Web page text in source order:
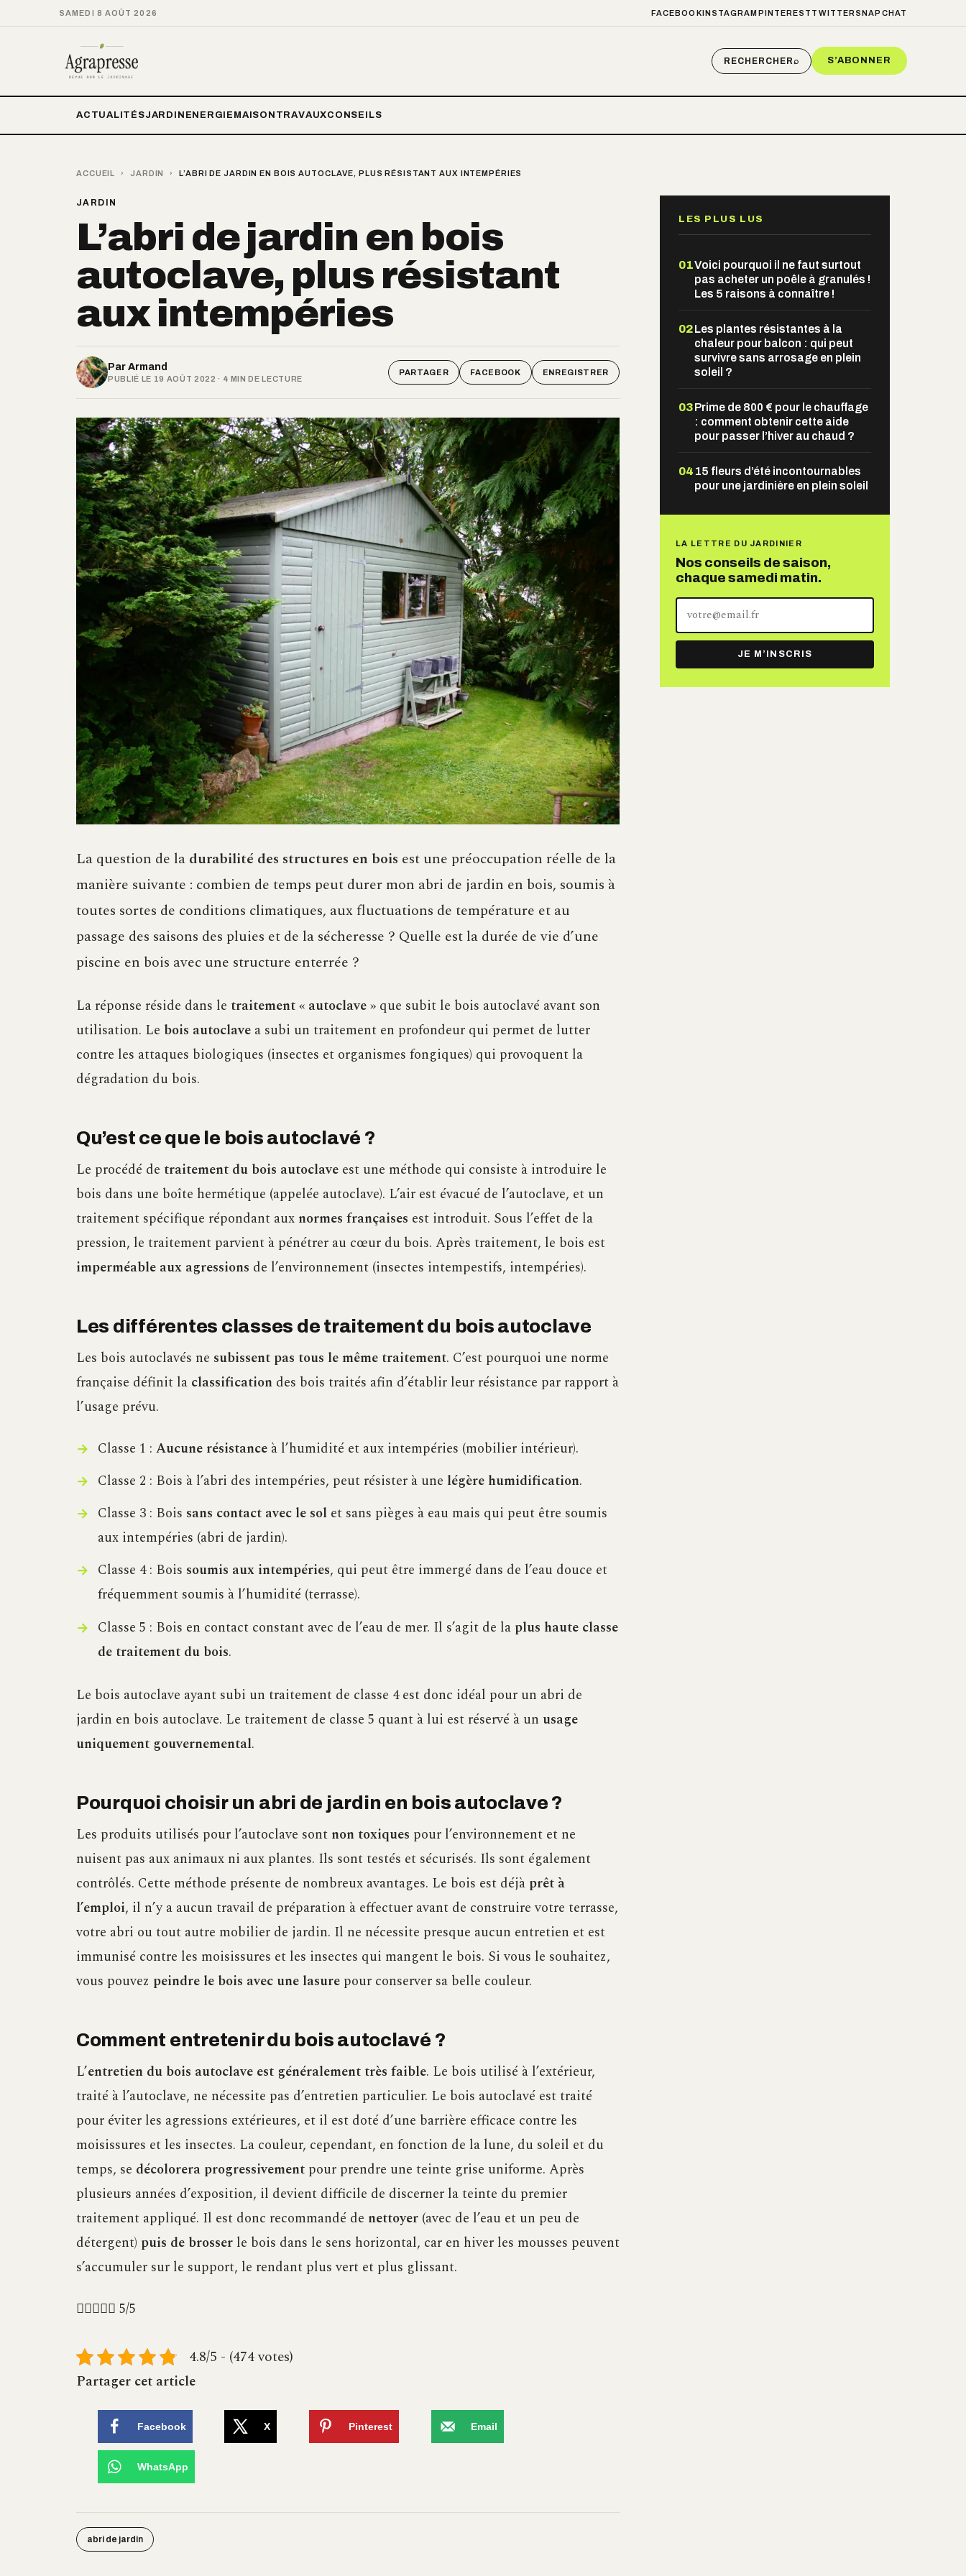
SAMEDI 8 AOÛT 2026 FACEBOOKINSTAGRAM PINTEREST TWITTER SNAPCHAT
RECHERCHER⌕ S’ABONNER
ACTUALITÉSJARDIN ENERGIE MAISON TRAVAUXCONSEILS
ACCUEIL › JARDIN › L’ABRI DE JARDIN EN BOIS AUTOCLAVE, PLUS RÉSISTANT AUX INTEMPÉRIES
JARDIN
L’abri de jardin en bois
autoclave, plus résistant
aux intempéries
Par Armand
PUBLIÉ LE 19 AOÛT 2022 · 4 MIN DE LECTURE
PARTAGER FACEBOOK ENREGISTRER
La question de la durabilité des structures en bois est une préoccupation réelle de la
manière suivante : combien de temps peut durer mon abri de jardin en bois, soumis à
toutes sortes de conditions climatiques, aux fluctuations de température et au
passage des saisons des pluies et de la sécheresse ? Quelle est la durée de vie d’une
piscine en bois avec une structure enterrée ?
La réponse réside dans le traitement « autoclave » que subit le bois autoclavé avant son
utilisation. Le bois autoclave a subi un traitement en profondeur qui permet de lutter
contre les attaques biologiques (insectes et organismes fongiques) qui provoquent la
dégradation du bois.
Qu’est ce que le bois autoclavé ?
Le procédé de traitement du bois autoclave est une méthode qui consiste à introduire le
bois dans une boîte hermétique (appelée autoclave). L’air est évacué de l’autoclave, et un
traitement spécifique répondant aux normes françaises est introduit. Sous l’effet de la
pression, le traitement parvient à pénétrer au cœur du bois. Après traitement, le bois est
imperméable aux agressions de l’environnement (insectes intempestifs, intempéries).
Les différentes classes de traitement du bois autoclave
Les bois autoclavés ne subissent pas tous le même traitement. C’est pourquoi une norme
française définit la classification des bois traités afin d’établir leur résistance par rapport à
l’usage prévu.
Classe 1 : Aucune résistanceà l’humidité et aux intempéries (mobilier intérieur).
Classe 2 : Bois à l’abri des intempéries, peut résister à une légère humidification.
Classe 3 : Bois sans contact avec le solet sans pièges à eau mais qui peut être soumis
aux intempéries (abri de jardin).
Classe 4 : Bois soumis aux intempéries, qui peut être immergé dans de l’eau douce et
fréquemment soumis à l’humidité (terrasse).
Classe 5 : Bois en contact constant avec de l’eau de mer. Il s’agit de la plus haute classe
de traitement du bois.
Le bois autoclave ayant subi un traitement de classe 4 est donc idéal pour un abri de
jardin en bois autoclave. Le traitement de classe 5 quant à lui est réservé à un usage
uniquement gouvernemental.
Pourquoi choisir un abri de jardin en bois autoclave ?
Les produits utilisés pour l’autoclave sont non toxiques pour l’environnement et ne
nuisent pas aux animaux ni aux plantes. Ils sont testés et sécurisés. Ils sont également
contrôlés. Cette méthode présente de nombreux avantages. Le bois est déjà prêt à
l’emploi, il n’y a aucun travail de préparation à effectuer avant de construire votre terrasse,
votre abri ou tout autre mobilier de jardin. Il ne nécessite presque aucun entretien et est
immunisé contre les moisissures et les insectes qui mangent le bois. Si vous le souhaitez,
vous pouvez peindre le bois avec une lasure pour conserver sa belle couleur.
Comment entretenir du bois autoclavé ?
L’entretien du bois autoclave est généralement très faible. Le bois utilisé à l’extérieur,
traité à l’autoclave, ne nécessite pas d’entretien particulier. Le bois autoclavé est traité
pour éviter les agressions extérieures, et il est doté d’une barrière efficace contre les
moisissures et les insectes. La couleur, cependant, en fonction de la lune, du soleil et du
temps, se décolorera progressivement pour prendre une teinte grise uniforme. Après
plusieurs années d’exposition, il devient difficile de discerner la teinte du premier
traitement appliqué. Il est donc recommandé de nettoyer (avec de l’eau et un peu de
détergent) puis de brosser le bois dans le sens horizontal, car en hiver les mousses peuvent
s’accumuler sur le support, le rendant plus vert et plus glissant.
 5/5
4.8/5 - (474 votes)
Partager cet article
Facebook X Pinterest Email
WhatsApp
abri de jardin
LES PLUS LUS
01Voici pourquoi il ne faut surtout
pas acheter un poêle à granulés !
Les 5 raisons à connaître !
02Les plantes résistantes à la
chaleur pour balcon : qui peut
survivre sans arrosage en plein
soleil ?
03Prime de 800 € pour le chauffage
: comment obtenir cette aide
pour passer l’hiver au chaud ?
04 15 fleurs d’été incontournables
pour une jardinière en plein soleil
LA LETTRE DU JARDINIER
Nos conseils de saison,
chaque samedi matin.
adresse
mail
JE M’INSCRIS